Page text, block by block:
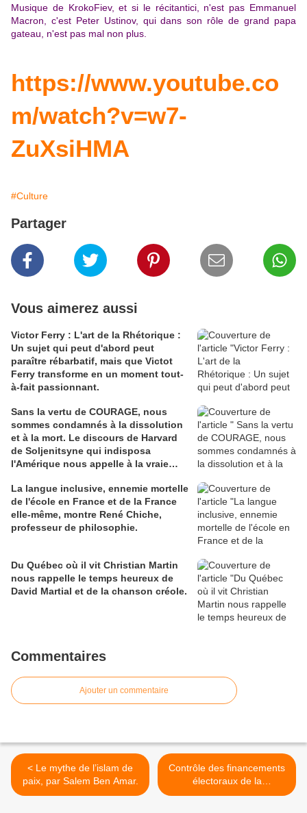
Musique de KrokoFiev, et si le récitantici, n'est pas Emmanuel
Macron, c'est Peter Ustinov, qui dans son rôle de grand papa
gateau, n'est pas mal non plus.
https://www.youtube.co
m/watch?v=w7-
ZuXsiHMA
#Culture
Partager
Vous aimerez aussi
Victor Ferry : L'art de la Rhétorique :
Un sujet qui peut d'abord peut
paraître rébarbatif, mais que Victot
Ferry transforme en un moment tout-
à-fait passionnant.
Sans la vertu de COURAGE, nous
sommes condamnés à la dissolution
et à la mort. Le discours de Harvard
de Soljenitsyne qui indisposa
l'Amérique nous appelle à la vraie
La langue inclusive, ennemie mortelle
de l'école en France et de la France
elle-même, montre René Chiche,
professeur de philosophie.
Du Québec où il vit Christian Martin
nous rappelle le temps heureux de
David Martial et de la chanson créole.
Commentaires
Ajouter un commentaire
< Le mythe de l’islam de
paix, par Salem Ben Amar.
Contrôle des financements
électoraux de la
République : Des agiotages